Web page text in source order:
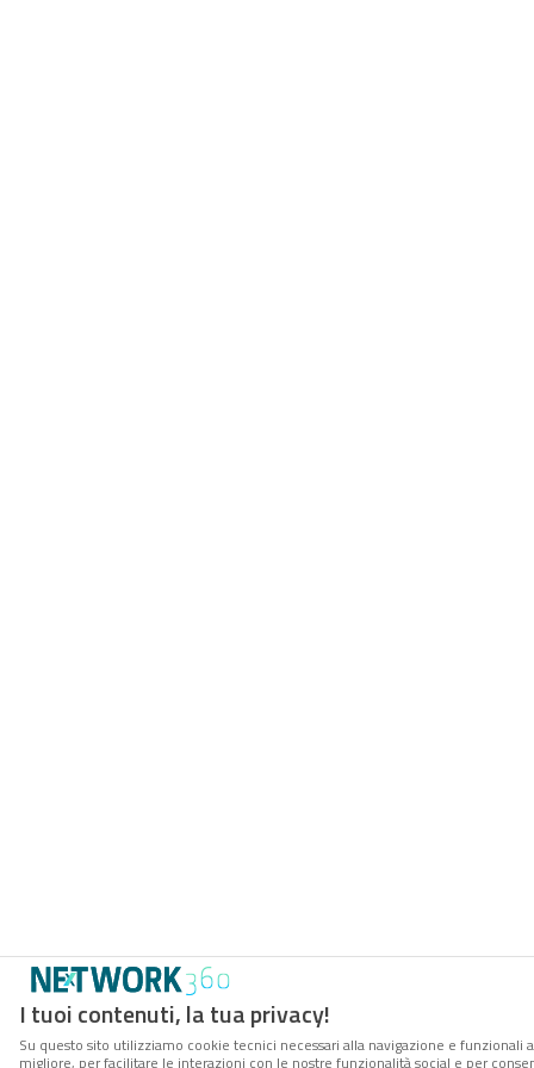
I tuoi contenuti, la tua privacy!
Su questo sito utilizziamo cookie tecnici necessari alla navigazione e
migliore, per facilitare le interazioni con le nostre funzionalità social e per